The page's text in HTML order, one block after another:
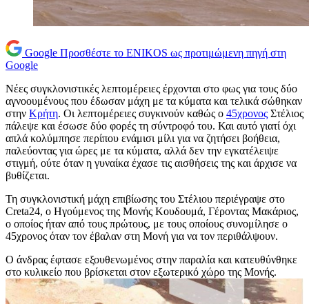
Google Προσθέστε το ENIKOS ως προτιμώμενη πηγή στη
Google
Νέες συγκλονιστικές λεπτομέρειες έρχονται στο φως για τους δύο
αγνοουμένους που έδωσαν μάχη με τα κύματα και τελικά σώθηκαν
στην Κρήτη. Οι λεπτομέρειες συγκινούν καθώς ο 45χρονος Στέλιος
πάλεψε και έσωσε δύο φορές τη σύντροφό του. Και αυτό γιατί όχι
απλά κολύμπησε περίπου ενάμισι μίλι για να ζητήσει βοήθεια,
παλεύοντας για ώρες με τα κύματα, αλλά δεν την εγκατέλειψε
στιγμή, ούτε όταν η γυναίκα έχασε τις αισθήσεις της και άρχισε να
βυθίζεται.
Τη συγκλονιστική μάχη επιβίωσης του Στέλιου περιέγραψε στο
Creta24, o Ηγούμενος της Μονής Κουδουμά, Γέροντας Μακάριος,
ο οποίος ήταν από τους πρώτους, με τους οποίους συνομίλησε ο
45χρονος όταν τον έβαλαν στη Μονή για να τον περιθάλψουν.
Ο άνδρας έφτασε εξουθενωμένος στην παραλία και κατευθύνθηκε
στο κυλικείο που βρίσκεται στον εξωτερικό χώρο της Μονής.